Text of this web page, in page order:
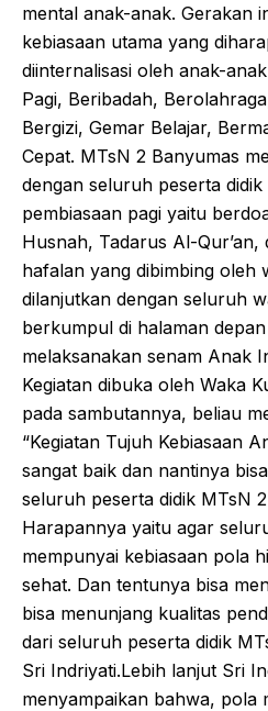
mental anak-anak. Gerakan
kebiasaan utama yang
diinternalisasi oleh anak-
Pagi, Beribadah,
Bergizi, Gemar Belajar,
Cepat. MTsN 2 Banyumas
dengan seluruh peserta
pembiasaan pagi yaitu
Husnah, Tadarus Al-
hafalan yang dibimbing oleh
dilanjutkan dengan seluruh
berkumpul di halaman
melaksanakan senam Anak
Kegiatan dibuka oleh Waka
pada sambutannya, beliau
“Kegiatan Tujuh Kebiasaan
sangat baik dan nantinya
seluruh peserta didik MTsN
Harapannya yaitu agar
mempunyai kebiasaan pola
sehat. Dan tentunya bisa
bisa menunjang kualitas
dari seluruh peserta didik
Sri Indriyati.Lebih lanjut Sri
menyampaikan bahwa, pola